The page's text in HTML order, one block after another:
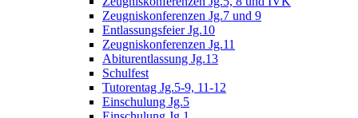
Zeugniskonferenzen Jg.7 und 9
Entlassungsfeier Jg.10
Zeugniskonferenzen Jg.11
Abiturentlassung Jg.13
Schulfest
Tutorentag Jg.5-9, 11-12
Einschulung Jg.5